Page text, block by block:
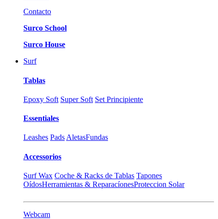
Contacto
Surco School
Surco House
Surf
Tablas
Epoxy Soft Super Soft Set Principiente
Essentiales
Leashes Pads AletasFundas
Accessorios
Surf Wax Coche & Racks de Tablas Tapones
OídosHerramientas & ReparacíonesProteccion Solar
Webcam